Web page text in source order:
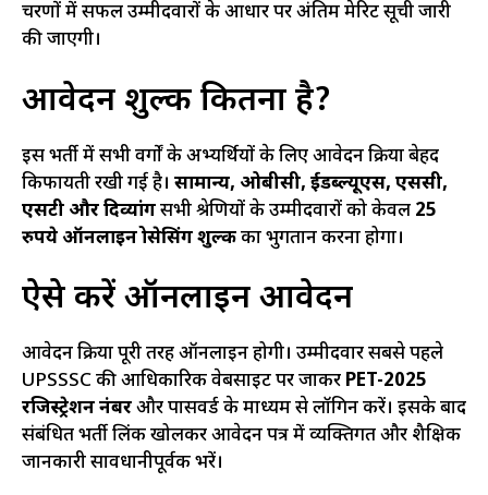
चरणों में सफल उम्मीदवारों के आधार पर अंतिम मेरिट सूची जारी
की जाएगी।
आवेदन शुल्क कितना है?
इस भर्ती में सभी वर्गों के अभ्यर्थियों के लिए आवेदन प्रक्रिया बेहद
किफायती रखी गई है। सामान्य, ओबीसी, ईडब्ल्यूएस, एससी,
एसटी और दिव्यांगसभी श्रेणियों के उम्मीदवारों को केवल 25
रुपये ऑनलाइन प्रोसेसिंग शुल्कका भुगतान करना होगा।
ऐसे करें ऑनलाइन आवेदन
आवेदन प्रक्रिया पूरी तरह ऑनलाइन होगी। उम्मीदवार सबसे पहले
UPSSSC की आधिकारिक वेबसाइट पर जाकर PET-2025
रजिस्ट्रेशन नंबरऔर पासवर्ड के माध्यम से लॉगिन करें। इसके बाद
संबंधित भर्ती लिंक खोलकर आवेदन पत्र में व्यक्तिगत और शैक्षिक
जानकारी सावधानीपूर्वक भरें।